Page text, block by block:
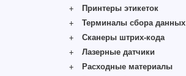
Принтеры этикеток
Терминалы сбора данных
Сканеры штрих-кода
Лазерные датчики
Расходные материалы